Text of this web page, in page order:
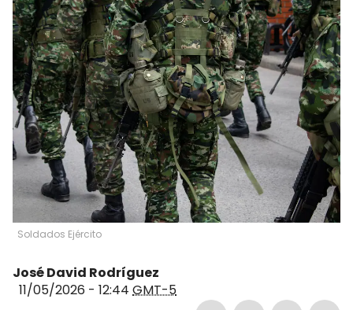
Soldados Ejército
José David Rodríguez
11/05/2026 - 12:44 GMT-5